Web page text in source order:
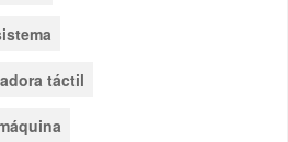
táctil